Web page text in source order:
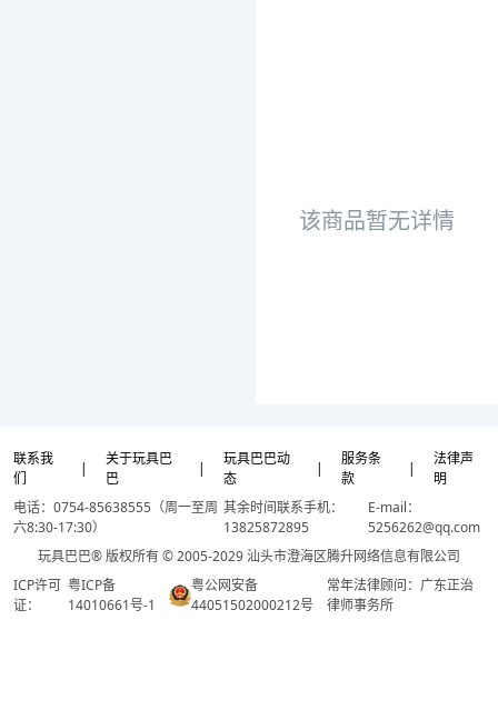
该商品暂无详情
联系我
们
|
关于玩具巴
巴
|
玩具巴巴动
态
|
服务条
款
|
法律声
明
电话：0754-85638555（周一至周
六8:30-17:30）
其余时间联系手机：
13825872895
E-mail：
5256262@qq.com
玩具巴巴® 版权所有 © 2005-2029 汕头市澄海区腾升网络信息有限公司
ICP许可
证：
粤ICP备
14010661号-1
粤公网安备
44051502000212号
常年法律顾问：广东正治
律师事务所